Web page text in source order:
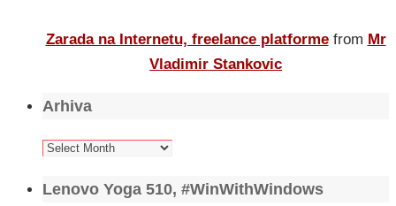
Zarada na Internetu, freelance platforme from Mr
Vladimir Stankovic
Arhiva
Arhiva
Lenovo Yoga 510, #WinWithWindows